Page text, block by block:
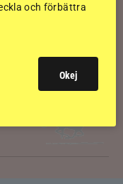
och förbättra
Okej